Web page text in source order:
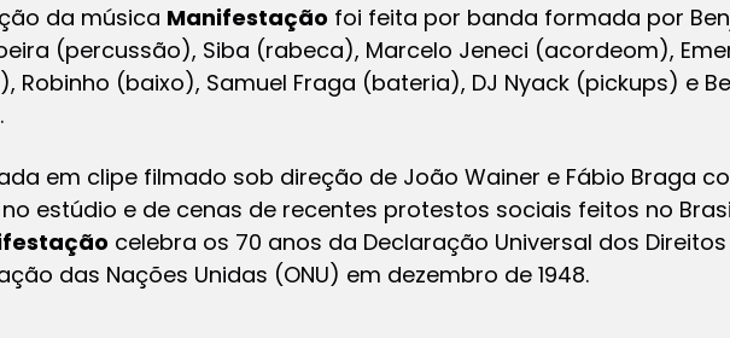
da música Manifestação foi feita por banda formada por
(percussão), Siba (rabeca), Marcelo Jeneci (acordeom),
Robinho (baixo), Samuel Fraga (bateria), DJ Nyack (pickups) e
em clipe filmado sob direção de João Wainer e Fábio Braga
estúdio e de cenas de recentes protestos sociais feitos no
celebra os 70 anos da Declaração Universal dos
das Nações Unidas (ONU) em dezembro de 1948.